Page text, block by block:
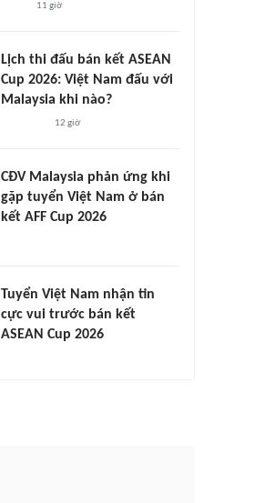
11 giờ
Lịch thi đấu bán kết ASEAN
Cup 2026: Việt Nam đấu với
Malaysia khi nào?
12 giờ
CĐV Malaysia phản ứng khi
gặp tuyển Việt Nam ở bán
kết AFF Cup 2026
Tuyển Việt Nam nhận tin
cực vui trước bán kết
ASEAN Cup 2026